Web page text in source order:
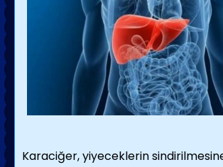
Karaciğer, yiyeceklerin